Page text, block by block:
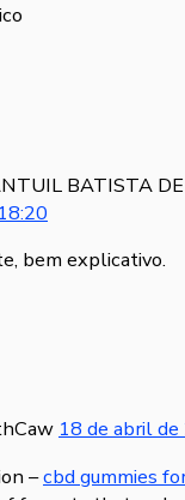
BATISTA
18:20
bem explicativo.
18 de abril
–cbd gummies